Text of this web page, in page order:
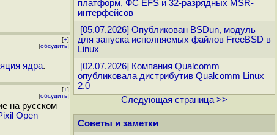
[+]
[обсудить]
ядра.
[+]
[обсудить]
на русском
Open
платформ, ФС EFS и 32-разрядных MSR-
интерфейсов
[05.07.2026] Опубликован BSDun, модуль
для запуска исполняемых файлов FreeBSD в
Linux
[02.07.2026] Компания Qualcomm
опубликовала дистрибутив Qualcomm Linux
2.0
Следующая страница >>
Советы и заметки